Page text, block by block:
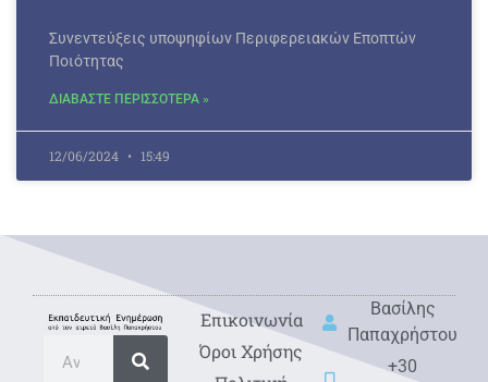
Συνεντεύξεις υποψηφίων Περιφερειακών Εποπτών
Ποιότητας
ΔΙΑΒΑΣΤΕ ΠΕΡΙΣΣΟΤΕΡΑ »
12/06/2024 15:49
Eπικοινωνία
Όροι Χρήσης
Βασίλης
Παπαχρήστου
+30